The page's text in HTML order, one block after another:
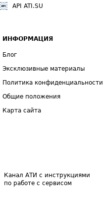
API ATI.SU
ИНФОРМАЦИЯ
Блог
Эксклюзивные материалы
Политика конфиденциальности
Общие положения
Карта сайта
Канал АТИ с инструкциями
по работе с сервисом